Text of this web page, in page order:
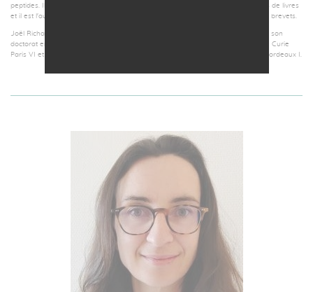
peptides. Il a publié 68 articles scientifiques examinés par des pairs, 8 chapitres de livres
et il est l'auteur de plus de 130 communications internationales et 53 familles de brevets.
Joël Richard est diplômé de l'Ecole Normale Supérieure de Cachan. Il a obtenu son
doctorat en science des colloïdes et des interfaces à l'Université Pierre et Marie Curie
Paris VI et son Habilitation à Diriger des Recherches en chimie de l'Université Bordeaux I.